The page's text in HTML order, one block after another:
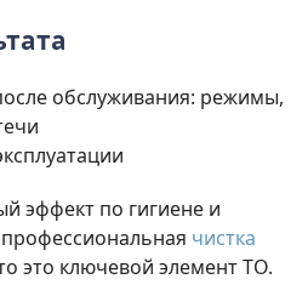
обслуживания: режимы,
эффект по гигиене и
чистка
это ключевой элемент ТО.